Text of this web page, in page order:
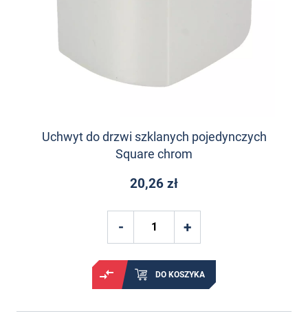
Uchwyt do drzwi szklanych pojedynczych
Square chrom
20,26 zł
DO KOSZYKA